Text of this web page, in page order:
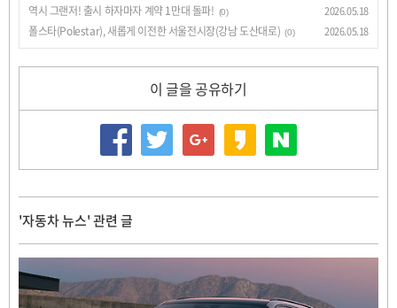
역시 그랜저! 출시 하자마자 계약 1만대 돌파! (0) 2026.05.18
폴스타(Polestar), 새롭게 이전한 서울전시장(강남 도산대로) (0) 2026.05.18
이 글을 공유하기
'자동차 뉴스' 관련 글